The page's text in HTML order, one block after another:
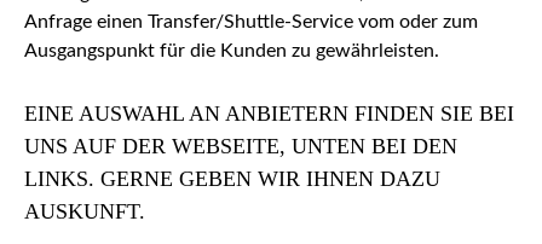
Anfrage einen Transfer/Shuttle-Service vom oder zum
Ausgangspunkt für die Kunden zu gewährleisten.
EINE AUSWAHL AN ANBIETERN FINDEN SIE BEI
UNS AUF DER WEBSEITE, UNTEN BEI DEN
LINKS. GERNE GEBEN WIR IHNEN DAZU
AUSKUNFT.